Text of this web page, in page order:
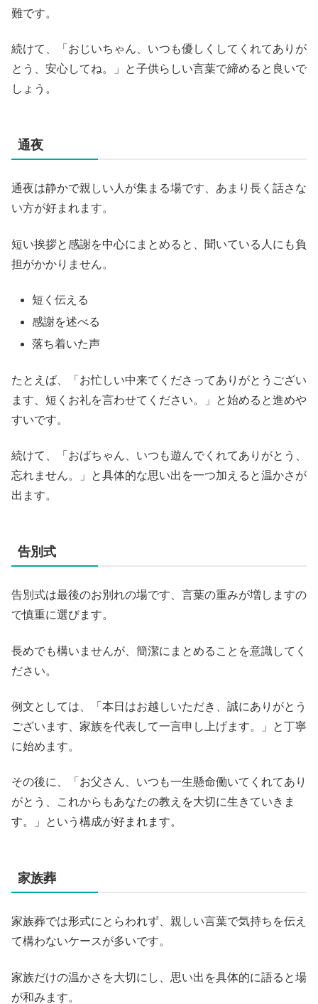
難です。
続けて、「おじいちゃん、いつも優しくしてくれてありが
とう、安心してね。」と子供らしい言葉で締めると良いで
しょう。
通夜
通夜は静かで親しい人が集まる場です、あまり長く話さな
い方が好まれます。
短い挨拶と感謝を中心にまとめると、聞いている人にも負
担がかかりません。
短く伝える
感謝を述べる
落ち着いた声
たとえば、「お忙しい中来てくださってありがとうござい
ます、短くお礼を言わせてください。」と始めると進めや
すいです。
続けて、「おばちゃん、いつも遊んでくれてありがとう、
忘れません。」と具体的な思い出を一つ加えると温かさが
出ます。
告別式
告別式は最後のお別れの場です、言葉の重みが増しますの
で慎重に選びます。
長めでも構いませんが、簡潔にまとめることを意識してく
ださい。
例文としては、「本日はお越しいただき、誠にありがとう
ございます、家族を代表して一言申し上げます。」と丁寧
に始めます。
その後に、「お父さん、いつも一生懸命働いてくれてあり
がとう、これからもあなたの教えを大切に生きていきま
す。」という構成が好まれます。
家族葬
家族葬では形式にとらわれず、親しい言葉で気持ちを伝え
て構わないケースが多いです。
家族だけの温かさを大切にし、思い出を具体的に語ると場
が和みます。